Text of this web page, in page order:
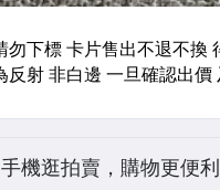
手機逛拍賣，購物更便利